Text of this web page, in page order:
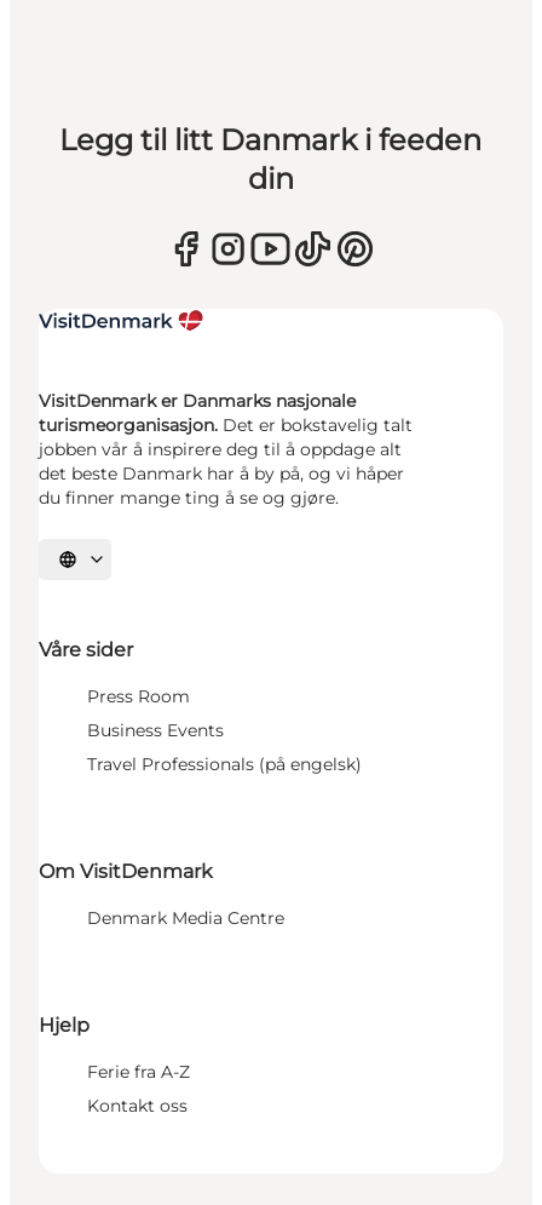
Legg til litt Danmark i feeden
din
VisitDenmark er Danmarks nasjonale
turismeorganisasjon. Det er bokstavelig talt
jobben vår å inspirere deg til å oppdage alt
det beste Danmark har å by på, og vi håper
du finner mange ting å se og gjøre.
Velg språk
Våre sider
Press Room
Business Events
Travel Professionals (på engelsk)
Om VisitDenmark
Denmark Media Centre
Hjelp
Ferie fra A-Z
Kontakt oss